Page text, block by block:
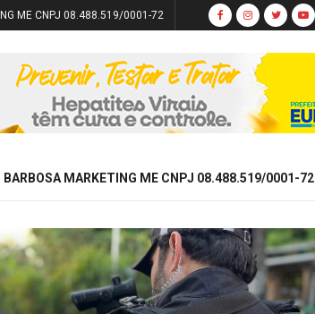
ME CNPJ 08.488.519/0001-72
BARBOSA MARKETING ME CNPJ 08.488.519/0001-72